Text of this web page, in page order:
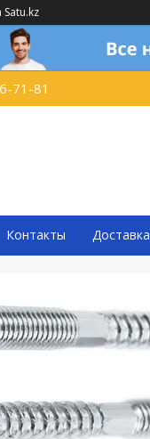
Satu.kz
71-81
Контакты